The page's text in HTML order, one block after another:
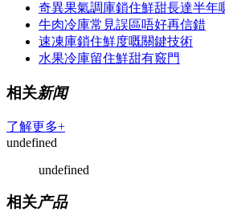
奇異果氣調庫鎖住鮮甜長達半年
牛肉冷庫常見誤區唔好再信錯
速凍庫鎖住鮮度嘅關鍵技術
水果冷庫留住鮮甜有竅門
相关新闻
了解更多+
undefined
undefined
相关产品